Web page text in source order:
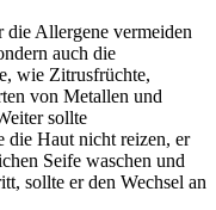
die Allergene vermeiden
auch die
wie Zitrusfrüchte,
von Metallen und
sollte
die Haut nicht reizen, er
Seife waschen und
sollte er den Wechsel an